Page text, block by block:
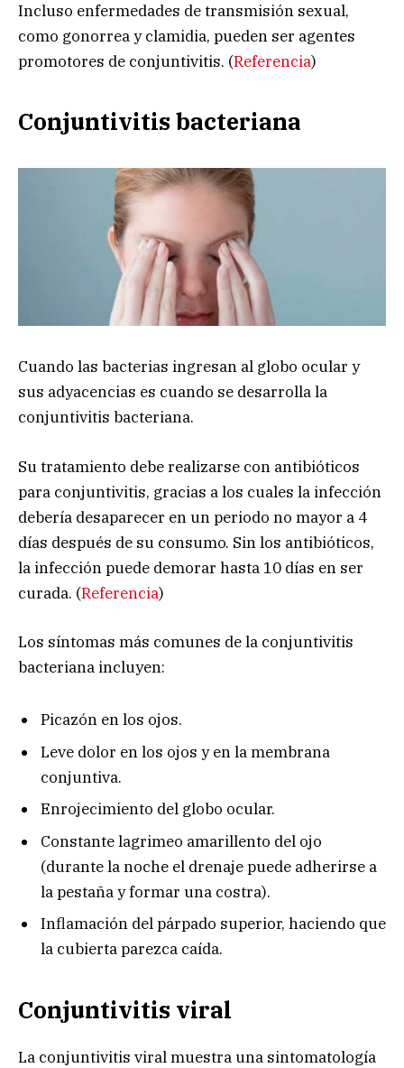
Incluso enfermedades de transmisión sexual,
como gonorrea y clamidia, pueden ser agentes
promotores de conjuntivitis. (Referencia)
Conjuntivitis bacteriana
Cuando las bacterias ingresan al globo ocular y
sus adyacencias es cuando se desarrolla la
conjuntivitis bacteriana.
Su tratamiento debe realizarse con antibióticos
para conjuntivitis, gracias a los cuales la infección
debería desaparecer en un periodo no mayor a 4
días después de su consumo. Sin los antibióticos,
la infección puede demorar hasta 10 días en ser
curada. (Referencia)
Los síntomas más comunes de la conjuntivitis
bacteriana incluyen:
Picazón en los ojos.
Leve dolor en los ojos y en la membrana
conjuntiva.
Enrojecimiento del globo ocular.
Constante lagrimeo amarillento del ojo
(durante la noche el drenaje puede adherirse a
la pestaña y formar una costra).
Inflamación del párpado superior, haciendo que
la cubierta parezca caída.
Conjuntivitis viral
La conjuntivitis viral muestra una sintomatología